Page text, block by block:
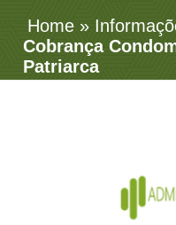
Home »
Cobrança
Patriarca